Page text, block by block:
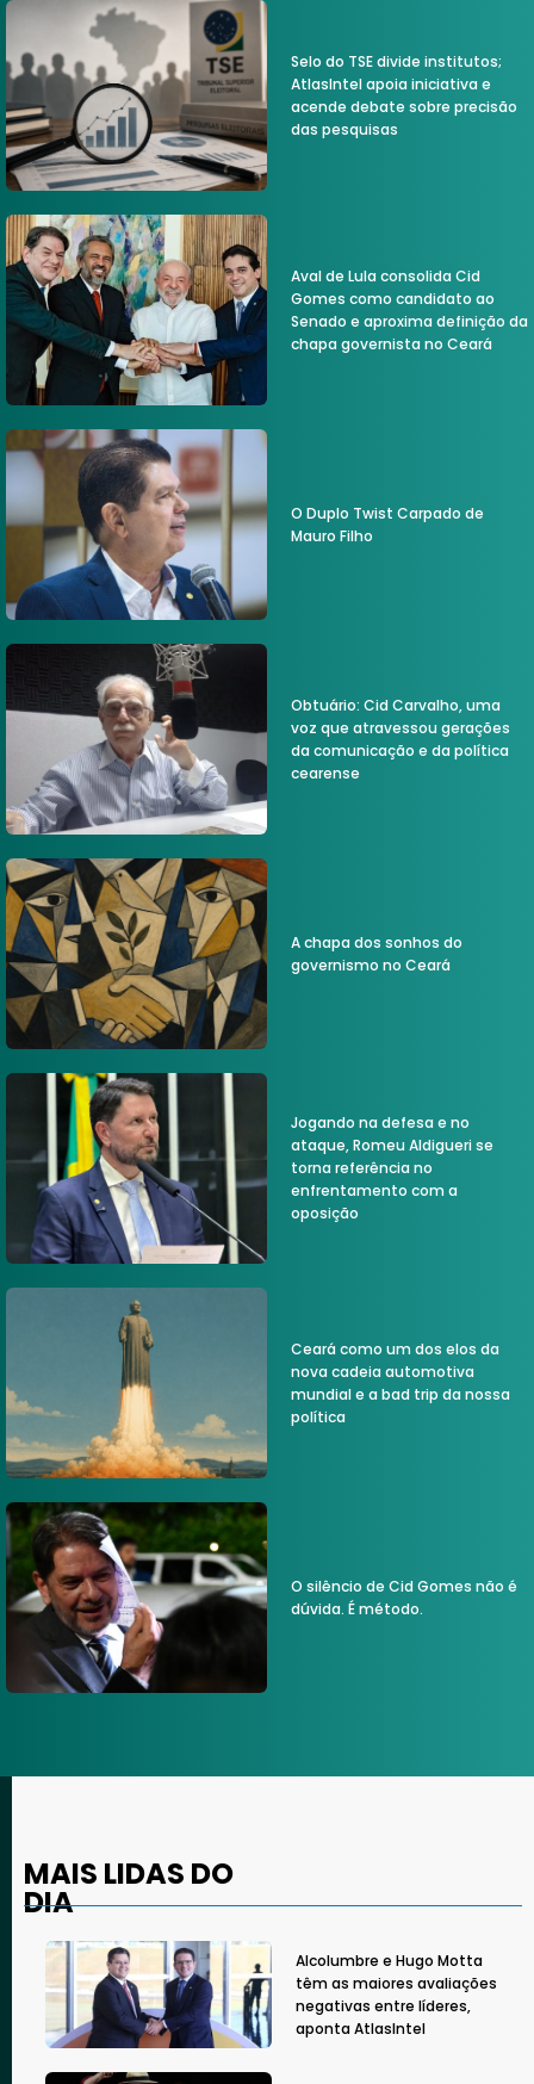
Selo do TSE divide institutos;
AtlasIntel apoia iniciativa e
acende debate sobre precisão
das pesquisas
Aval de Lula consolida Cid
Gomes como candidato ao
Senado e aproxima definição da
chapa governista no Ceará
O Duplo Twist Carpado de
Mauro Filho
Obtuário: Cid Carvalho, uma
voz que atravessou gerações
da comunicação e da política
cearense
A chapa dos sonhos do
governismo no Ceará
Jogando na defesa e no
ataque, Romeu Aldigueri se
torna referência no
enfrentamento com a
oposição
Ceará como um dos elos da
nova cadeia automotiva
mundial e a bad trip da nossa
política
O silêncio de Cid Gomes não é
dúvida. É método.
MAIS LIDAS DO
DIA
Alcolumbre e Hugo Motta
têm as maiores avaliações
negativas entre líderes,
aponta AtlasIntel